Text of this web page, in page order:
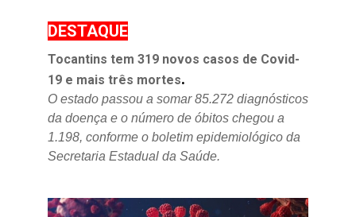
DESTAQUE
Tocantins tem 319 novos casos de Covid-
19 e mais três mortes.
O estado passou a somar 85.272 diagnósticos
da doença e o número de óbitos chegou a
1.198, conforme o boletim epidemiológico da
Secretaria Estadual da Saúde.